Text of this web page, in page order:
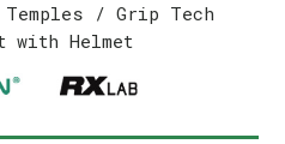
/ Grip Tech
with Helmet